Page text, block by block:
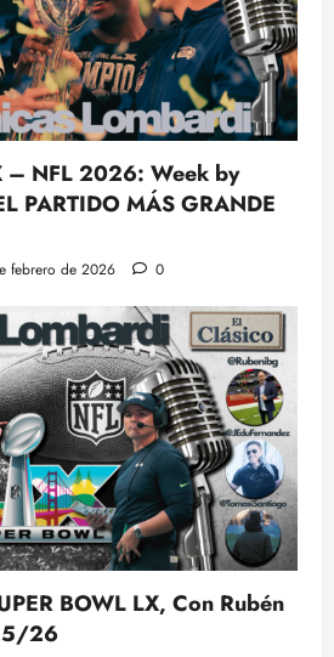
– NFL 2026: Week by
PARTIDO MÁS GRANDE
febrero de 2026 0
BOWL LX, Con Rubén
26